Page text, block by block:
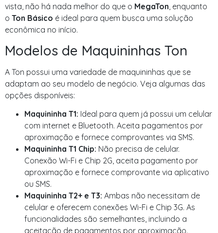
vista, não há nada melhor do que o MegaTon , enquanto
o Ton Básico é ideal para quem busca uma solução
econômica no início.
Modelos de Maquininhas Ton
A Ton possui uma variedade de maquininhas que se
adaptam ao seu modelo de negócio. Veja algumas das
opções disponíveis:
Maquininha T1: Ideal para quem já possui um celular
com internet e Bluetooth. Aceita pagamentos por
aproximação e fornece comprovantes via SMS.
Maquininha T1 Chip: Não precisa de celular.
Conexão Wi-Fi e Chip 2G, aceita pagamento por
aproximação e fornece comprovante via aplicativo
ou SMS.
Maquininha T2+ e T3: Ambas não necessitam de
celular e oferecem conexões Wi-Fi e Chip 3G. As
funcionalidades são semelhantes, incluindo a
aceitação de pagamentos por aproximação.